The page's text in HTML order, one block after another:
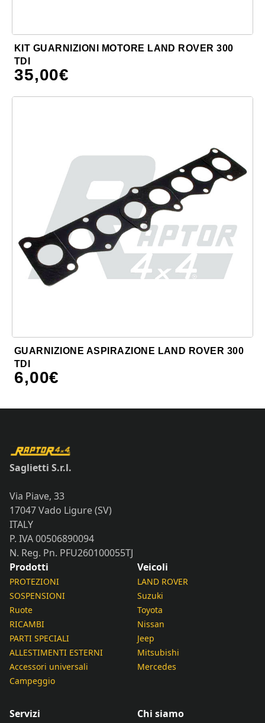
KIT GUARNIZIONI MOTORE LAND ROVER 300
TDI
35,00€
GUARNIZIONE ASPIRAZIONE LAND ROVER 300
TDI
6,00€
Saglietti S.r.l.
Via Piave, 33
17047 Vado Ligure (SV)
ITALY
P. IVA 00506890094
N. Reg. Pn. PFU260100055TJ
Prodotti
PROTEZIONI
SOSPENSIONI
Ruote
RICAMBI
PARTI SPECIALI
ALLESTIMENTI ESTERNI
Accessori universali
Campeggio
Veicoli
LAND ROVER
Suzuki
Toyota
Nissan
Jeep
Mitsubishi
Mercedes
Servizi Chi siamo